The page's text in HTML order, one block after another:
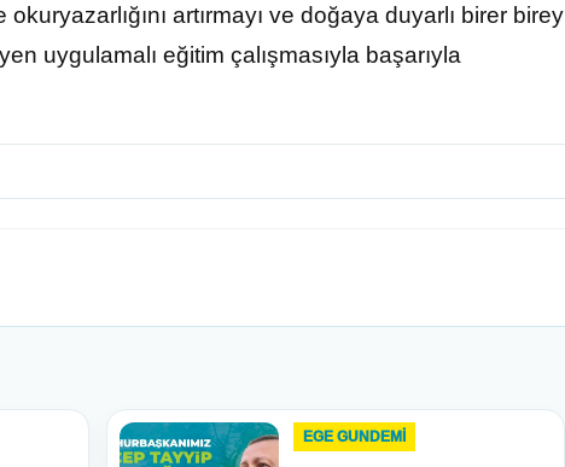
artırmayı ve doğaya duyarlı birer birey
uygulamalı eğitim çalışmasıyla başarıyla
EGE GUNDEMİ